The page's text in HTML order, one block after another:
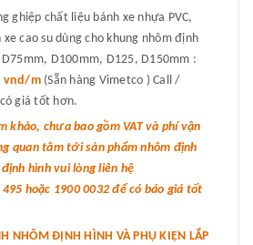
ghiệp chất liệu bánh xe nhựa PVC,
xe cao su dùng cho khung nhôm định
D100mm, D125, D150mm :
vnd/m(Sẵn hàng Vimetco ) Call /
giá tốt hơn.
khảo, chưa bao gồm VAT và phí vận
quan tâm tới sản phẩm nhôm định
hình vui lòng liên hệ
hoặc 1900 0032 để có báo giá tốt
NHÔM ĐỊNH HÌNH VÀ PHỤ KIỆN LẮP